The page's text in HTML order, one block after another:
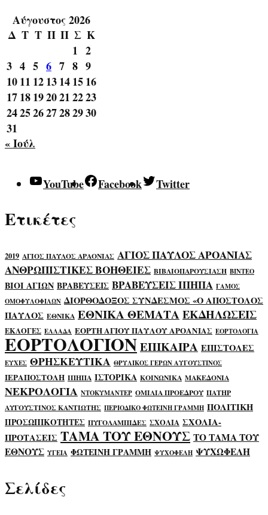
Αύγουστος 2026
Δ Τ Τ Π Π Σ Κ
1 2
3 4 5 6 7 8 9
1011 1213141516
17181920212223
24252627282930
31
« Ιούλ
YouTube Facebook Twitter
Ετικέτες
2019 ΑΓΙΟΣ ΠΑΥΛΟΣ ΑΡΑΟΝΙΑΣ ΑΓΙΟΣ ΠΑΥΛΟΣ ΑΡΟΑΝΙΑΣ
ΑΝΘΡΩΠΙΣΤΙΚΕΣ ΒΟΗΘΕΙΕΣ ΒΙΒΛΙΟΠΑΡΟΥΣΙΑΣΗ ΒΙΝΤΕΟ
ΒΙΟΙ ΑΓΙΩΝ ΒΡΑΒΕΥΣΕΙΣ ΒΡΑΒΕΥΣΕΙΣ ΙΠΗΠΑ ΓΑΜΟΣ
ΟΜΟΦΥΛΟΦΙΛΩΝ ΔΙΟΡΘΟΔΟΞΟΣ ΣΥΝΔΕΣΜΟΣ «Ο ΑΠΟΣΤΟΛΟΣ
ΠΑΥΛΟΣ ΕΘΝΙΚΑ ΕΘΝΙΚΑ ΘΕΜΑΤΑΕΚΔΗΛΩΣΕΙΣ
ΕΚΛΟΓΕΣ ΕΛΛΑΔΑ ΕΟΡΤΗ ΑΓΙΟΥ ΠΑΥΛΟΥ ΑΡΟΑΝΙΑΣ ΕΟΡΤΟΛΟΓΙΑ
ΕΟΡΤΟΛΟΓΙΟΝΕΠΙΚΑΙΡΑ ΕΠΙΣΤΟΛΕΣ
ΕΥΧΕΣ ΘΡΗΣΚΕΥΤΙΚΑ ΘΡΥΛΙΚΟΣ ΓΕΡΩΝ ΑΥΓΟΥΣΤΙΝΟΣ
ΙΕΡΑΠΟΣΤΟΛΗ ΙΠΗΠΑ ΙΣΤΟΡΙΚΑ ΚΟΙΝΩΝΙΚΑ ΜΑΚΕΔΟΝΙΑ
ΝΕΚΡΟΛΟΓΙΑ ΝΤΟΚΥΜΑΝΤΕΡ ΟΜΙΛΙΑ ΠΡΟΕΔΡΟΥ ΠΑΤΗΡ
ΑΥΓΟΥΣΤΙΝΟΣ ΚΑΝΤΙΩΤΗΣ ΠΕΡΙΟΔΙΚΟ ΦΩΤΕΙΝΗ ΓΡΑΜΜΗ ΠΟΛΙΤΙΚΗ
ΠΡΟΣΩΠΙΚΟΤΗΤΕΣ ΠΥΓΟΛΑΜΠΙΔΕΣ ΣΧΟΛΙΑ ΣΧΟΛΙΑ-
ΠΡΟΤΑΣΕΙΣ ΤΑΜΑ ΤΟΥ ΕΘΝΟΥΣ ΤΟ ΤΑΜΑ ΤΟΥ
ΕΘΝΟΥΣ ΥΓΕΙΑ ΦΩΤΕΙΝΗ ΓΡΑΜΜΗ ΨΥΧΟΦΕΛΗ ΨΥΧΩΦΕΛΗ
Σελίδες